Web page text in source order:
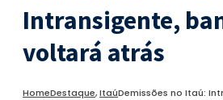
Intransigente,
voltará atrás
HomeDestaque,ItaúDemissões no Itaú: